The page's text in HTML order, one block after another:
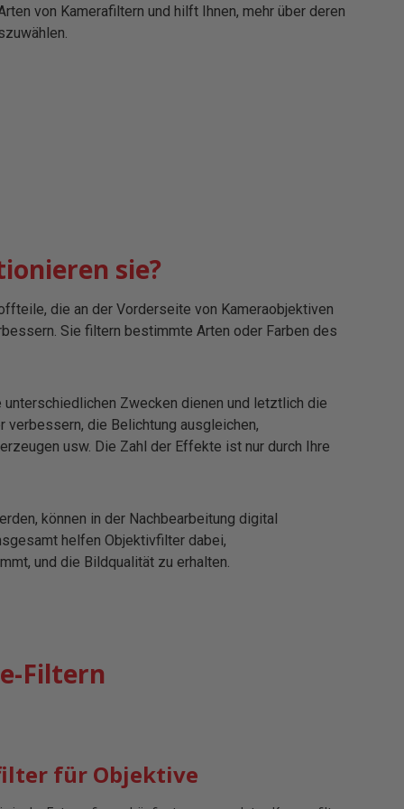
von Kamerafiltern und hilft Ihnen, mehr über deren
sie?
die an der Vorderseite von Kameraobjektiven
Sie filtern bestimmte Arten oder Farben des
Zwecken dienen und letztlich die
verbessern, die Belichtung ausgleichen,
usw. Die Zahl der Effekte ist nur durch Ihre
können in der Nachbearbeitung digital
helfen Objektivfilter dabei,
und die Bildqualität zu erhalten.
Filtern
für Objektive